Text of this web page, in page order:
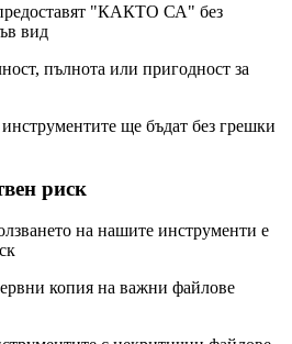
"КАКТО СА" без
вид
пълнота или пригодност за
ще бъдат без грешки
риск
на нашите инструменти е
копия на важни файлове